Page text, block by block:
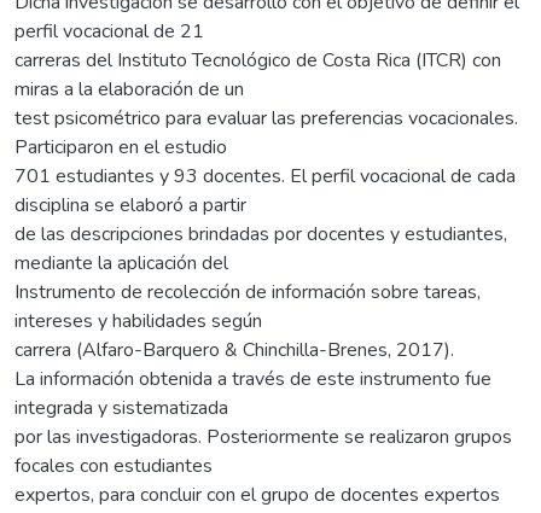
perfil vocacional de 21
carreras del Instituto Tecnológico de Costa Rica (ITCR) con
miras a la elaboración de un
test psicométrico para evaluar las preferencias vocacionales.
Participaron en el estudio
701 estudiantes y 93 docentes. El perfil vocacional de cada
disciplina se elaboró a partir
de las descripciones brindadas por docentes y estudiantes,
mediante la aplicación del
Instrumento de recolección de información sobre tareas,
intereses y habilidades según
carrera (Alfaro-Barquero & Chinchilla-Brenes, 2017).
La información obtenida a través de este instrumento fue
integrada y sistematizada
por las investigadoras. Posteriormente se realizaron grupos
focales con estudiantes
expertos, para concluir con el grupo de docentes expertos